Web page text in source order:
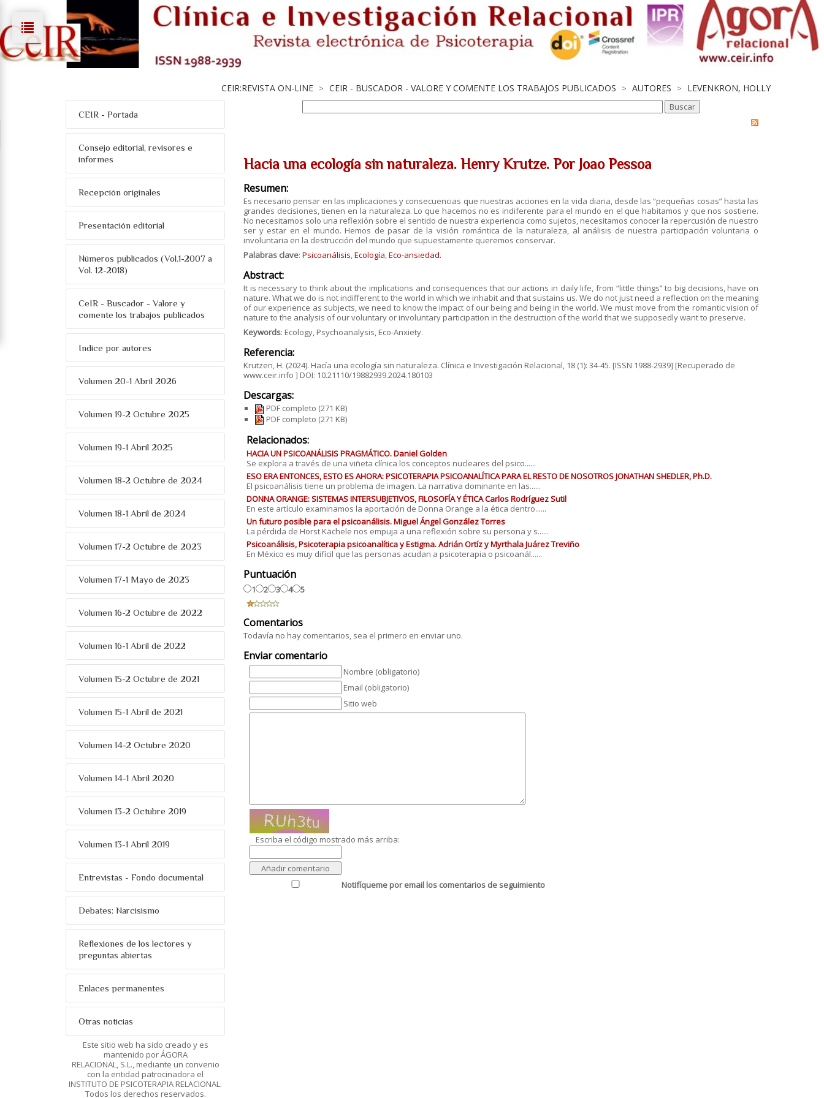
CEIR:REVISTA ON-LINE > CEIR - BUSCADOR - VALORE Y COMENTE LOS TRABAJOS PUBLICADOS > AUTORES > LEVENKRON, HOLLY
CEIR - Portada
Consejo editorial, revisores e
informes
Recepción originales
Presentación editorial
Números publicados (Vol.1-2007 a
Vol. 12-2018)
CeIR - Buscador - Valore y
comente los trabajos publicados
Indice por autores
Volumen 20-1 Abril 2026
Volumen 19-2 Octubre 2025
Volumen 19-1 Abril 2025
Volumen 18-2 Octubre de 2024
Volumen 18-1 Abril de 2024
Volumen 17-2 Octubre de 2023
Volumen 17-1 Mayo de 2023
Volumen 16-2 Octubre de 2022
Volumen 16-1 Abril de 2022
Volumen 15-2 Octubre de 2021
Volumen 15-1 Abril de 2021
Volumen 14-2 Octubre 2020
Volumen 14-1 Abril 2020
Volumen 13-2 Octubre 2019
Volumen 13-1 Abril 2019
Entrevistas - Fondo documental
Debates: Narcisismo
Reflexiones de los lectores y
preguntas abiertas
Enlaces permanentes
Otras noticias
Este sitio web ha sido creado y es
mantenido por ÁGORA
RELACIONAL, S.L., mediante un convenio
con la entidad patrocinadora el
INSTITUTO DE PSICOTERAPIA RELACIONAL.
Todos los derechos reservados.
Hacia una ecología sin naturaleza. Henry Krutze. Por Joao Pessoa
Resumen:
Es necesario pensar en las implicaciones y consecuencias que nuestras acciones en la vida diaria, desde las “pequeñas cosas” hasta las
grandes decisiones, tienen en la naturaleza. Lo que hacemos no es indiferente para el mundo en el que habitamos y que nos sostiene.
No necesitamos solo una reflexión sobre el sentido de nuestra experiencia como sujetos, necesitamos conocer la repercusión de nuestro
ser y estar en el mundo. Hemos de pasar de la visión romántica de la naturaleza, al análisis de nuestra participación voluntaria o
involuntaria en la destrucción del mundo que supuestamente queremos conservar.
Palabras clave: Psicoanálisis,Ecología,Eco-ansiedad.
Abstract:
It is necessary to think about the implications and consequences that our actions in daily life, from “little things” to big decisions, have on
nature. What we do is not indifferent to the world in which we inhabit and that sustains us. We do not just need a reflection on the meaning
of our experience as subjects, we need to know the impact of our being and being in the world. We must move from the romantic vision of
nature to the analysis of our voluntary or involuntary participation in the destruction of the world that we supposedly want to preserve.
Keywords: Ecology, Psychoanalysis, Eco-Anxiety.
Referencia:
Krutzen, H. (2024). Hacía una ecología sin naturaleza. Clínica e Investigación Relacional, 18 (1): 34-45. [ISSN 1988-2939] [Recuperado de
www.ceir.info ] DOI: 10.21110/19882939.2024.180103
Descargas:
PDF completo (271 KB)
PDF completo (271 KB)
Relacionados:
HACIA UN PSICOANÁLISIS PRAGMÁTICO. Daniel Golden
Se explora a través de una viñeta clínica los conceptos nucleares del psico......
ESO ERA ENTONCES, ESTO ES AHORA: PSICOTERAPIA PSICOANALÍTICA PARA EL RESTO DE NOSOTROS JONATHAN SHEDLER, Ph.D.
El psicoanálisis tiene un problema de imagen. La narrativa dominante en las......
DONNA ORANGE: SISTEMAS INTERSUBJETIVOS, FILOSOFÍA Y ÉTICA Carlos Rodríguez Sutil
En este artículo examinamos la aportación de Donna Orange a la ética dentro......
Un futuro posible para el psicoanálisis. Miguel Ángel González Torres
La pérdida de Horst Kächele nos empuja a una reflexión sobre su persona y s......
Psicoanálisis, Psicoterapia psicoanalítica y Estigma. Adrián Ortíz y Myrthala Juárez Treviño
En México es muy difícil que las personas acudan a psicoterapia o psicoanál......
Puntuación
1 2 3 4 5
Comentarios
Todavía no hay comentarios, sea el primero en enviar uno.
Enviar comentario
Nombre (obligatorio)
Email (obligatorio)
Sitio web
Escriba el código mostrado más arriba:
Notifíqueme por email los comentarios de seguimiento